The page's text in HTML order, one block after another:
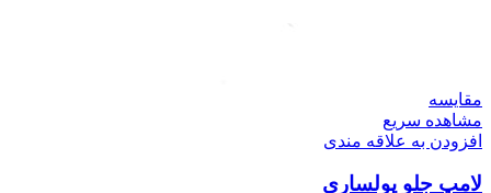
مقایسه
مشاهده سریع
افزودن به علاقه مندی
لامپ جلو پولساری